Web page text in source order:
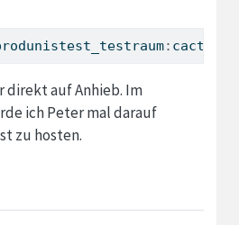
: cactus
direkt auf Anhieb. Im
ich Peter mal darauf
zu hosten.